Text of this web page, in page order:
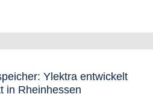
Ylektra entwickelt
in Rheinhessen